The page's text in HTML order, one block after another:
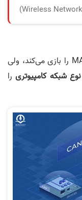
همان نقش شبکه MAN را بازی می‌کند، ولی
نوع شبکه کامپیوتریرا